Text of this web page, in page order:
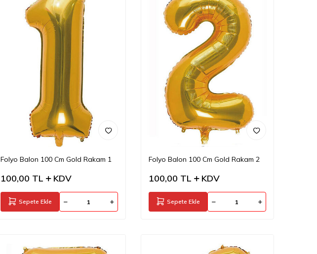
Folyo Balon 100 Cm Gold Rakam 1
100,00 TL KDV
Sepete Ekle
Folyo Balon 100 Cm Gold Rakam 2
100,00 TL KDV
Sepete Ekle